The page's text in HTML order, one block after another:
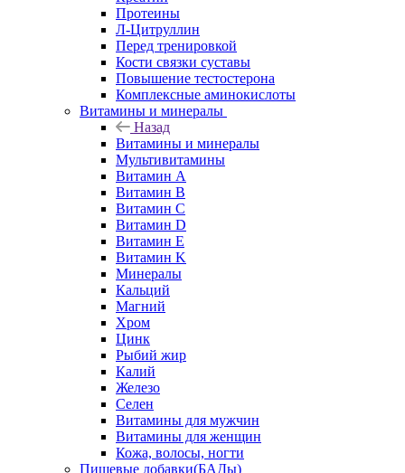
Протеины
Л-Цитруллин
Перед тренировкой
Кости связки суставы
Повышение тестостерона
Комплексные аминокислоты
Витамины и минералы
Назад
Витамины и минералы
Мультивитамины
Витамин A
Витамин B
Витамин C
Витамин D
Витамин E
Витамин K
Минералы
Кальций
Магний
Хром
Цинк
Рыбий жир
Калий
Железо
Селен
Витамины для мужчин
Витамины для женщин
Кожа, волосы, ногти
Пищевые добавки(БАДы)